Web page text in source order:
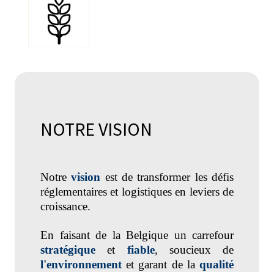
NOTRE VISION
Notrevision est de transformer les défis
réglementaires et logistiques en leviers de
croissance.
En faisant de la Belgique un carrefour
stratégique et fiable, soucieux de
l'environnementet garant de la qualité